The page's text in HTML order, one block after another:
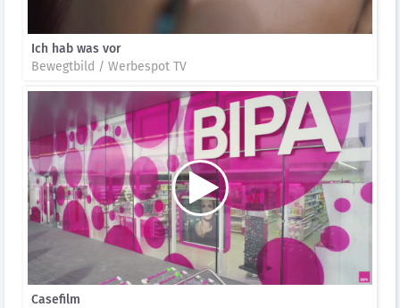
Ich hab was vor
Bewegtbild / Werbespot TV
Casefilm